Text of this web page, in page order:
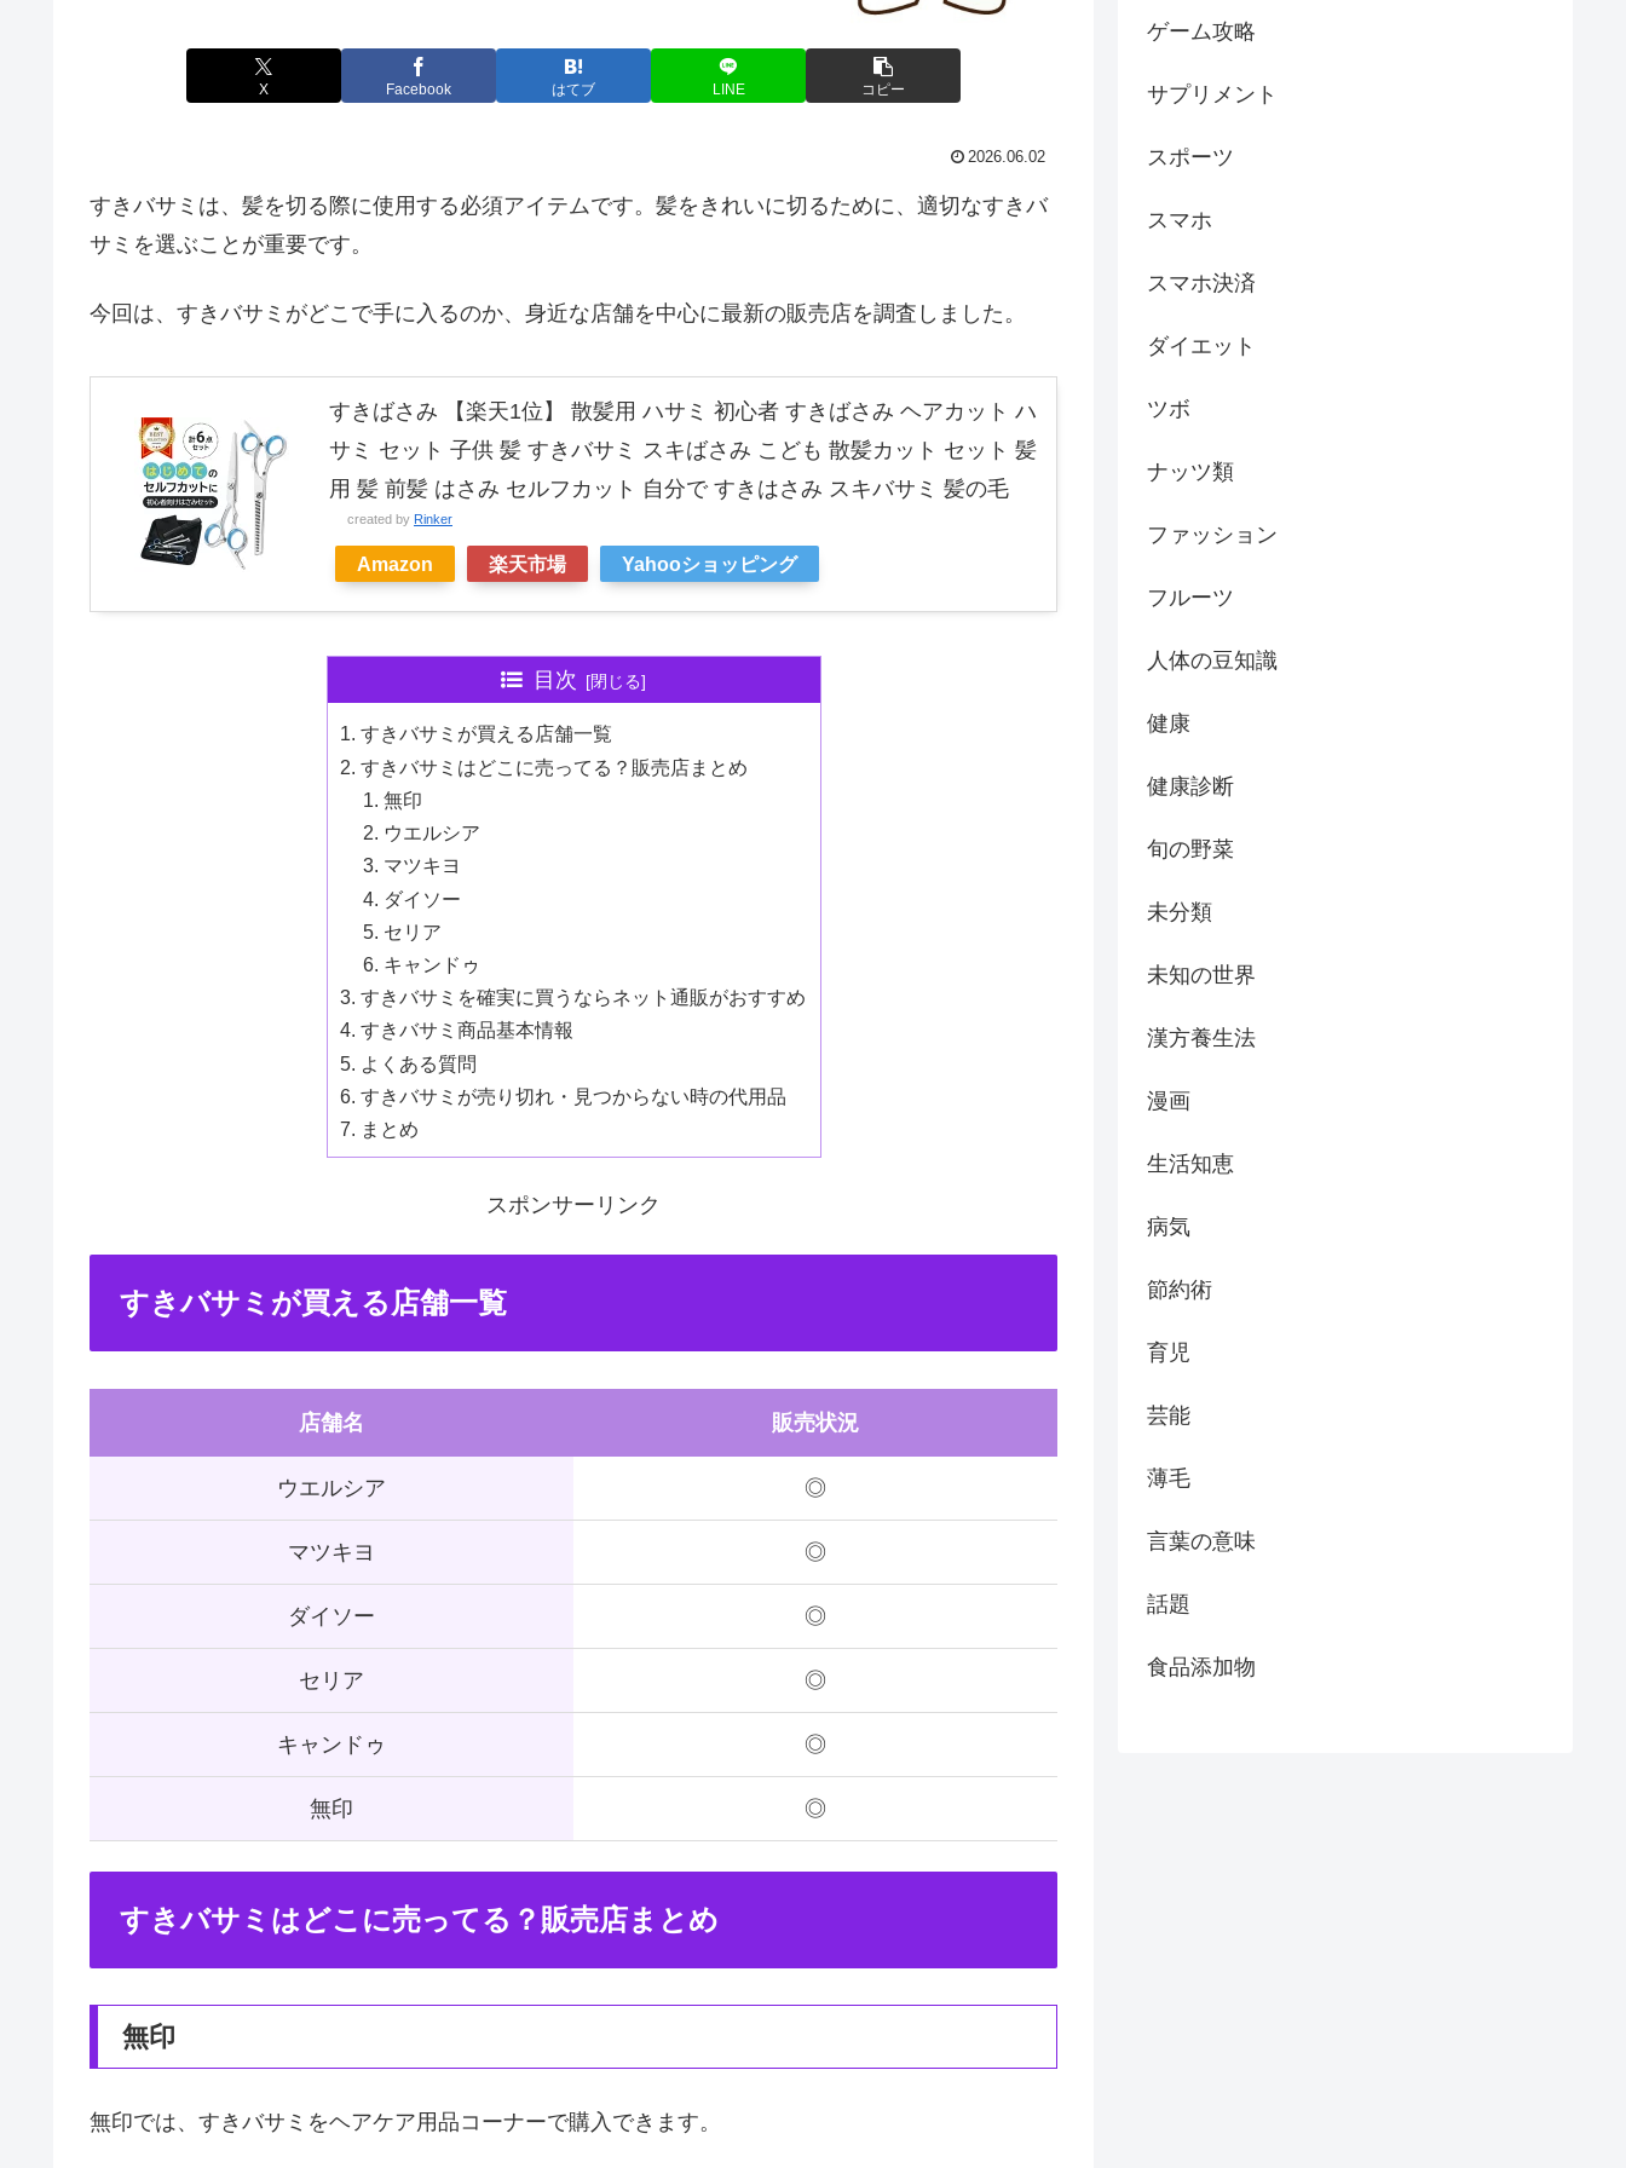
X Facebook はてブ LINE コピー
2026.06.02
すきバサミは、髪を切る際に使用する必須アイテムです。髪をきれいに切るために、適切なすきバ
サミを選ぶことが重要です。
今回は、すきバサミがどこで手に入るのか、身近な店舗を中心に最新の販売店を調査しました。
すきばさみ 【楽天1位】 散髪用 ハサミ 初心者 すきばさみ ヘアカット ハ
サミ セット 子供 髪 すきバサミ スキばさみ こども 散髪カット セット 髪
用 髪 前髪 はさみ セルフカット 自分で すきはさみ スキバサミ 髪の毛
created by Rinker
Amazon 楽天市場 Yahooショッピング
目次
すきバサミが買える店舗一覧
すきバサミはどこに売ってる？販売店まとめ
無印
ウエルシア
マツキヨ
ダイソー
セリア
キャンドゥ
すきバサミを確実に買うならネット通販がおすすめ
すきバサミ商品基本情報
よくある質問
すきバサミが売り切れ・見つからない時の代用品
まとめ
スポンサーリンク
すきバサミが買える店舗一覧
店舗名 販売状況
ウエルシア ◎
マツキヨ ◎
ダイソー ◎
セリア ◎
キャンドゥ ◎
無印 ◎
すきバサミはどこに売ってる？販売店まとめ
無印
無印では、すきバサミをヘアケア用品コーナーで購入できます。
ゲーム攻略
サプリメント
スポーツ
スマホ
スマホ決済
ダイエット
ツボ
ナッツ類
ファッション
フルーツ
人体の豆知識
健康
健康診断
旬の野菜
未分類
未知の世界
漢方養生法
漫画
生活知恵
病気
節約術
育児
芸能
薄毛
言葉の意味
話題
食品添加物